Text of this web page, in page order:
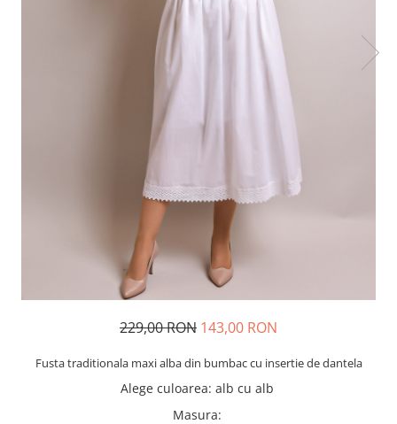
229,00 RON 143,00 RON
Fusta traditionala maxi alba din bumbac cu insertie de dantela
Alege culoarea: alb cu alb
Masura: